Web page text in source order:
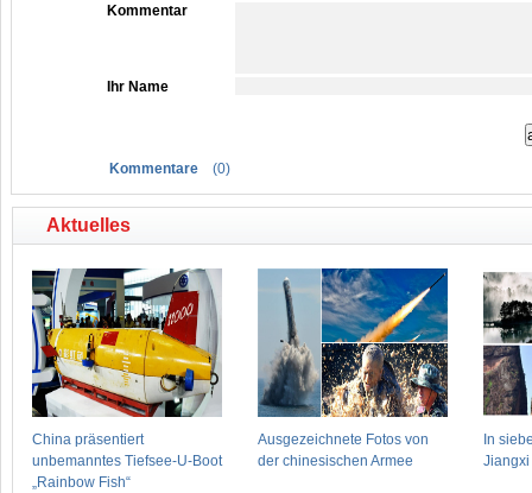
Kommentar
Ihr Name
Kommentare (0)